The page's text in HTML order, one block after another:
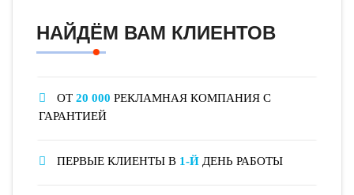
НАЙДЁМ ВАМ КЛИЕНТОВ
ОТ 20 000 РЕКЛАМНАЯ КОМПАНИЯ С
ГАРАНТИЕЙ
ПЕРВЫЕ КЛИЕНТЫ В 1-Й ДЕНЬ РАБОТЫ